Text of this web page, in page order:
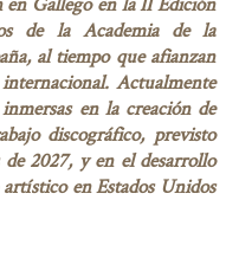
de la Academia de la
al tiempo que afianzan
Actualmente
en la creación de
discográfico, previsto
2027, y en el desarrollo
en Estados Unidos